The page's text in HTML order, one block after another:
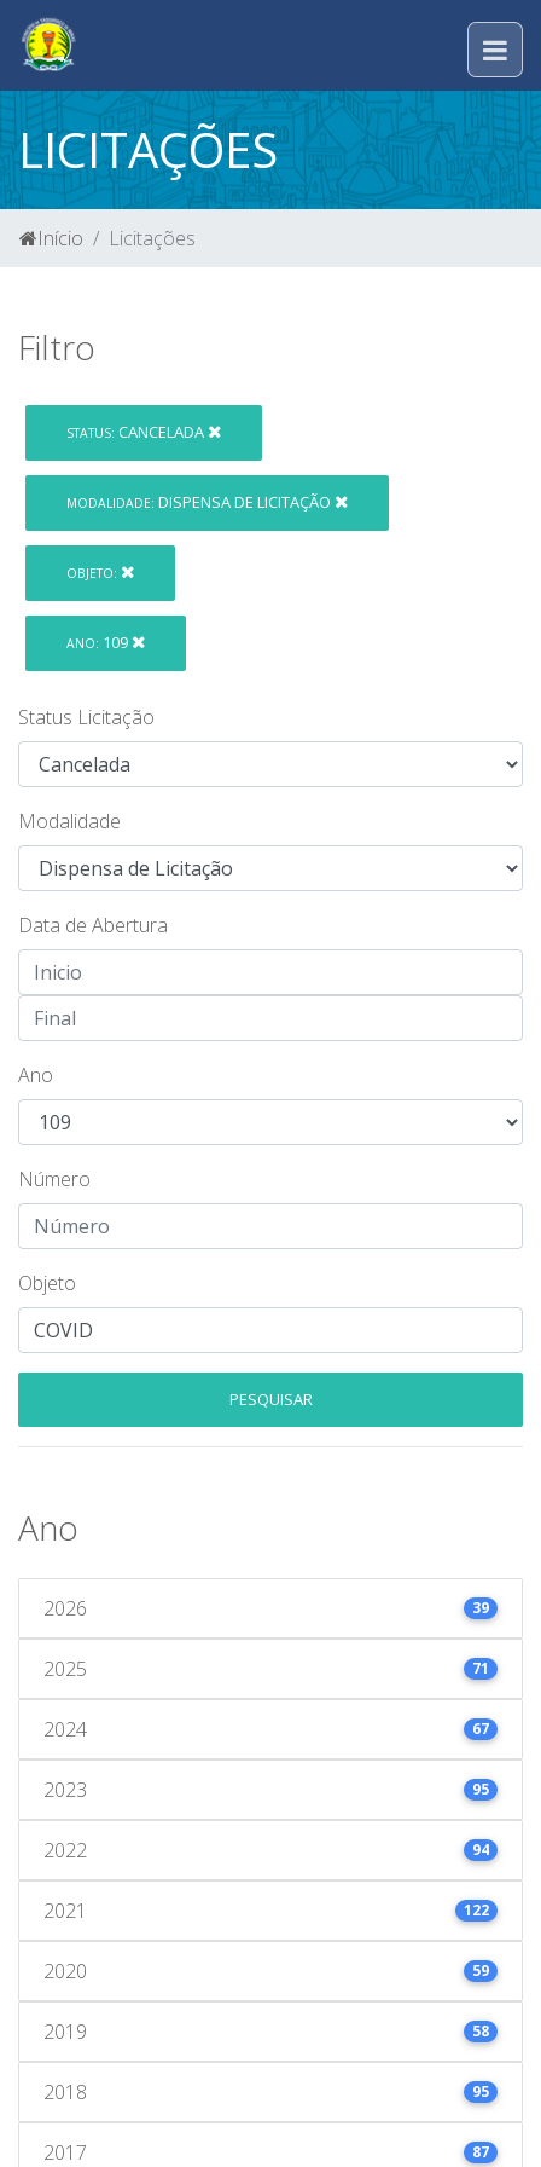
LICITAÇÕES
Início Licitações
Filtro
STATUS: CANCELADA
MODALIDADE: DISPENSA DE LICITAÇÃO
OBJETO:
ANO: 109
Status Licitação
Modalidade
Data de Abertura
Ano
Número
Objeto
PESQUISAR
Ano
2026 39
2025 71
2024 67
2023 95
2022 94
2021 122
2020 59
2019 58
2018 95
2017 87